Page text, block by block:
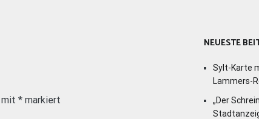
mit * markiert
NEUESTE
Sylt-Karte
Lammers-
„Der